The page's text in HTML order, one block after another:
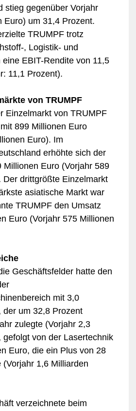
stieg gegenüber Vorjahr
Euro) um 31,4 Prozent.
TRUMPF trotz
, Logistik- und
EBIT-Rendite von 11,5
11,1 Prozent).
von TRUMPF
Einzelmarkt von TRUMPF
899 Millionen Euro
Euro). Im
erhöhte sich der
Millionen Euro (Vorjahr 589
Der drittgrößte Einzelmarkt
asiatische Markt war
TRUMPF den Umsatz
Euro (Vorjahr 575 Millionen
Geschäftsfelder hatte den
mit 3,0
der um 32,8 Prozent
zulegte (Vorjahr 2,3
gefolgt von der Lasertechnik
Euro, die ein Plus von 28
(Vorjahr 1,6 Milliarden
verzeichnete beim